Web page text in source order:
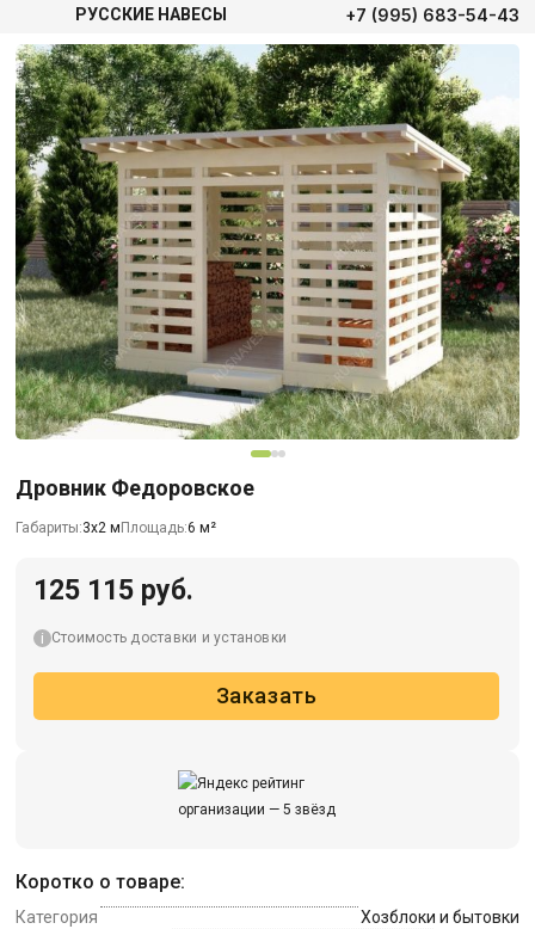
РУССКИЕ НАВЕСЫ +7 (995) 683-54-43
Дровник Федоровское
Габариты:3х2 м Площадь:6 м²
Коротко о товаре:
Категория
Хозблоки и бытовки
125 115 руб.
Стоимость доставки и установки
Заказать